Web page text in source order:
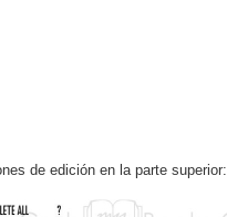
de edición en la parte superior: